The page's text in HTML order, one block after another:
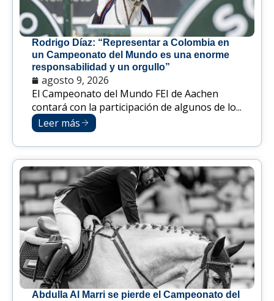
Rodrigo Díaz: “Representar a Colombia en
un Campeonato del Mundo es una enorme
responsabilidad y un orgullo”
agosto 9, 2026
El Campeonato del Mundo FEI de Aachen
contará con la participación de algunos de lo...
Leer más
Abdulla Al Marri se pierde el Campeonato del